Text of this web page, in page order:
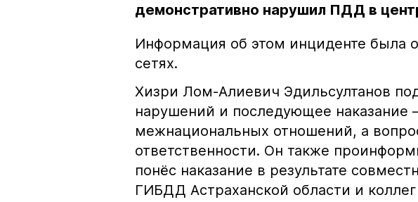
демонстративно нарушил ПДД в
Информация об этом инциденте была
сетях.
Хизри Лом-Алиевич Эдильсултанов
нарушений и последующее наказание
межнациональных отношений, а
ответственности. Он также
понёс наказание в результате
ГИБДД Астраханской области и